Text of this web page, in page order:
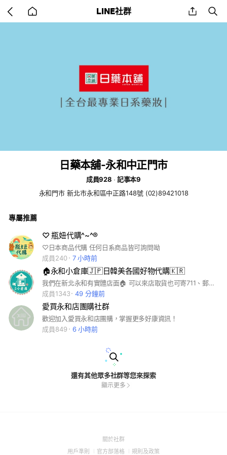
back
to
LINE社群 share
日藥本舖-永和中正門市
成員928
記事本9
永和門市 新北市永和區中正路148號 (02)89421018
專屬推薦
♡ 瓶妞代購^~^®
♡日本商品代購 任何日系商品皆可詢問呦
成員240
7 小時前
🏠永和小倉庫🇯🇵日韓美各國好物代購🇰🇷
我們在新北永和有實體店面🏠 可以來店取貨也可寄711、郵寄 每月不定時日韓親飛連線 歡迎加入「永和小倉庫」的大家庭喔
成員1343
49 分鐘前
愛買永和店團購社群
歡迎加入愛買永和店團購，掌握更多好康資訊！
成員849
6 小時前
還有其他眾多社群等您來探索
顯示更多
關於社群(Open
用戶準則 (Open
官方部落格 (Open
規則及政策(Open